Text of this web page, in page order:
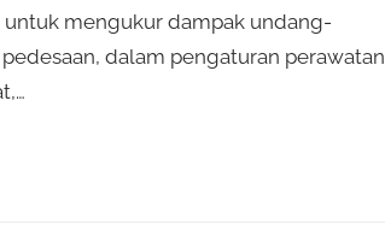
mengukur dampak undang-
dalam pengaturan perawatan